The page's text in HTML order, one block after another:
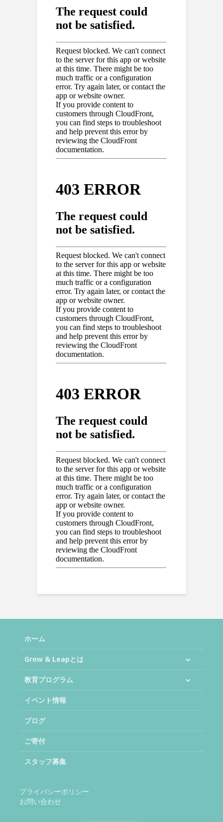
ホーム
Grow & Leapとは
教育プログラム
イベント情報
ブログ
ご寄付
スタッフ募集
プライバシーポリシー
お問い合わせ